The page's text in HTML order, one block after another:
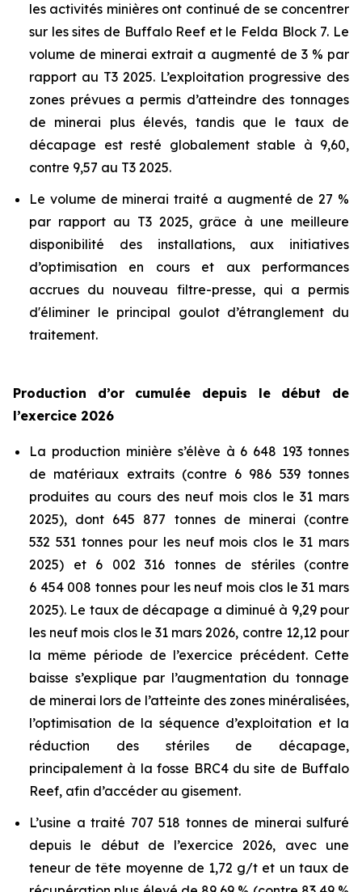
les activités minières ont continué de se concentrer
sur les sites de Buffalo Reef et le Felda Block 7. Le
volume de minerai extrait a augmenté de 3 % par
rapport au T3 2025. L’exploitation progressive des
zones prévues a permis d’atteindre des tonnages
de minerai plus élevés, tandis que le taux de
décapage est resté globalement stable à 9,60,
contre 9,57 au T3 2025.
Le volume de minerai traité a augmenté de 27 %
par rapport au T3 2025, grâce à une meilleure
disponibilité des installations, aux initiatives
d’optimisation en cours et aux performances
accrues du nouveau filtre-presse, qui a permis
d'éliminer le principal goulot d’étranglement du
traitement.
Production d’or cumulée depuis le début de
l’exercice 2026
La production minière s’élève à 6 648 193 tonnes
de matériaux extraits (contre 6 986 539 tonnes
produites au cours des neuf mois clos le 31 mars
2025), dont 645 877 tonnes de minerai (contre
532 531 tonnes pour les neuf mois clos le 31 mars
2025) et 6 002 316 tonnes de stériles (contre
6 454 008 tonnes pour les neuf mois clos le 31 mars
2025). Le taux de décapage a diminué à 9,29 pour
les neuf mois clos le 31 mars 2026, contre 12,12 pour
la même période de l’exercice précédent. Cette
baisse s’explique par l’augmentation du tonnage
de minerai lors de l’atteinte des zones minéralisées,
l’optimisation de la séquence d’exploitation et la
réduction des stériles de décapage,
principalement à la fosse BRC4 du site de Buffalo
Reef, afin d’accéder au gisement.
L’usine a traité 707 518 tonnes de minerai sulfuré
depuis le début de l’exercice 2026, avec une
teneur de tête moyenne de 1,72 g/t et un taux de